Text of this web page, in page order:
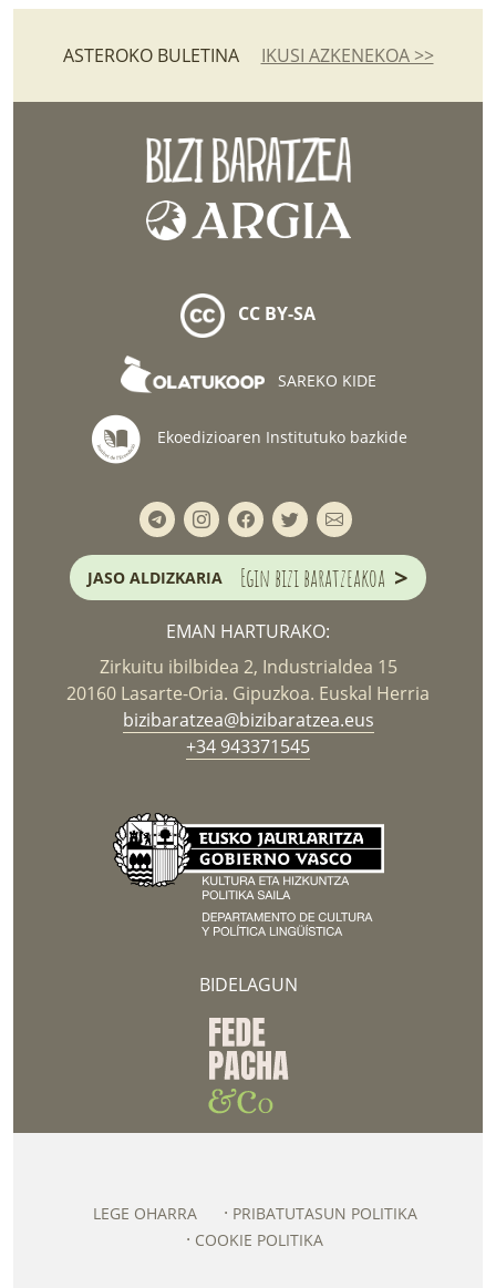
ASTEROKO BULETINA IKUSI AZKENEKOA >>
CC BY-SA
SAREKO KIDE
Ekoedizioaren Institutuko bazkide
JASO ALDIZKARIA Egin bizi baratzeakoa >
EMAN HARTURAKO:
Zirkuitu ibilbidea 2, Industrialdea 15
20160 Lasarte-Oria. Gipuzkoa. Euskal Herria
bizibaratzea@bizibaratzea.eus
+34 943371545
BIDELAGUN
LEGE OHARRA
PRIBATUTASUN POLITIKA
COOKIE POLITIKA